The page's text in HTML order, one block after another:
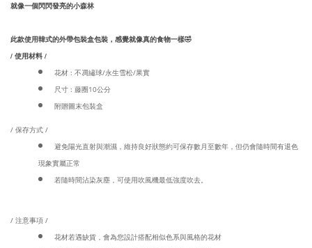
就像一個閃閃發亮的小森林
此款使用韓式的外帶包裝盒包裝，感覺就像真的食物一樣🤣
/ 使用材料 /
花材 : 不凋繡球/永生雪松/果實
尺寸 : 藤圈10公分
附贈圖末包裝盒
/ 保存方式 /
避免陽光直射與潮濕，維持良好狀態約可保存數月至數年，但仍會隨時間有退色
現象實屬正常
若隨時間沾染灰塵，可使用吹風機最低強度吹去。
/ 注意事項 /
花材若遇缺貨，會為您設計搭配相似色系與風格的花材